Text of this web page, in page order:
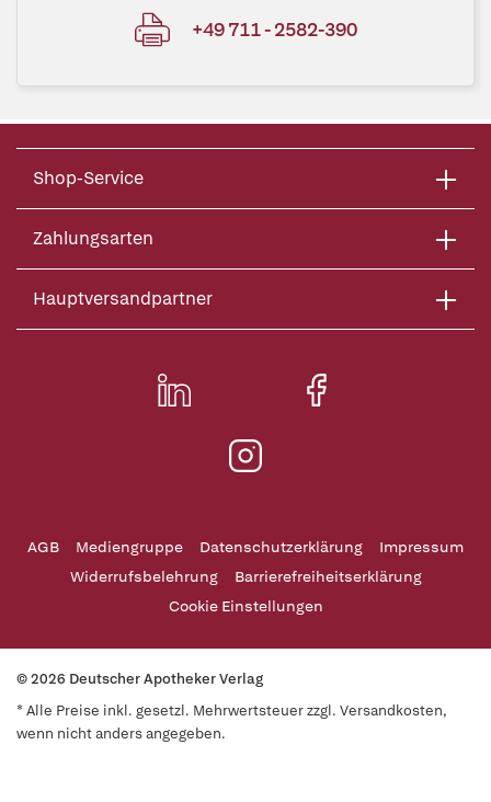
+49 711 - 2582-390
Shop-Service
Zahlungsarten
Hauptversandpartner
AGB Mediengruppe Datenschutzerklärung
Impressum
Widerrufsbelehrung
Barrierefreiheitserklärung
Cookie Einstellungen
© 2026 Deutscher Apotheker Verlag
* Alle Preise inkl. gesetzl. Mehrwertsteuer zzgl. Versandkosten,
wenn nicht anders angegeben.